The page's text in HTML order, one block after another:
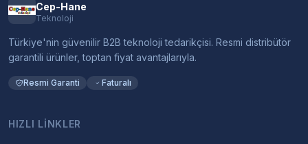
Cep-Hane
Teknoloji
Türkiye'nin güvenilir B2B teknoloji tedarikçisi. Resmi distribütör
garantili ürünler, toptan fiyat avantajlarıyla.
Resmi Garanti Faturalı
HIZLI LINKLER